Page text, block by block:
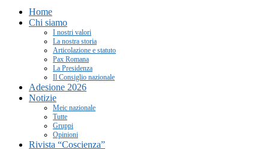
Home
Chi siamo
I nostri valori
La nostra storia
Articolazione e statuto
Pax Romana
La Presidenza
Il Consiglio nazionale
Adesione 2026
Notizie
Meic nazionale
Tutte
Gruppi
Opinioni
Rivista “Coscienza”